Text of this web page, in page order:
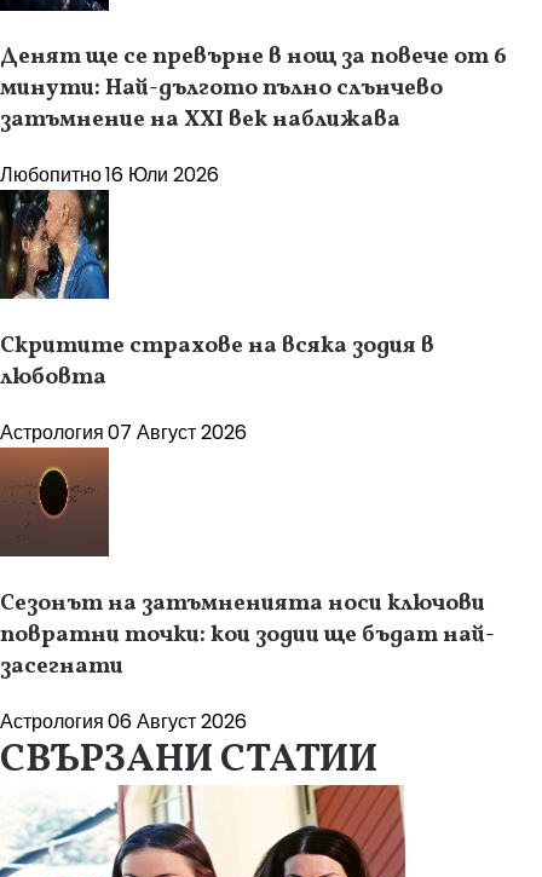
Денят ще се превърне в нощ за повече от 6
минути: Най-дългото пълно слънчево
затъмнение на XXI век наближава
Любопитно16 Юли 2026
Скритите страхове на всяка зодия в
любовта
Астрология07 Август 2026
Сезонът на затъмненията носи ключови
повратни точки: кои зодии ще бъдат най-
засегнати
Астрология06 Август 2026
СВЪРЗАНИ СТАТИИ